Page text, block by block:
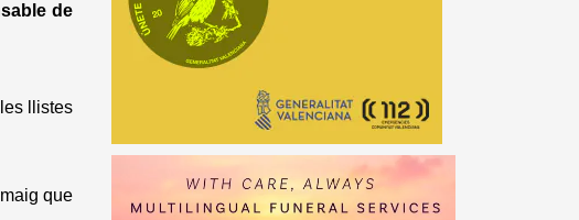
de
llistes
que